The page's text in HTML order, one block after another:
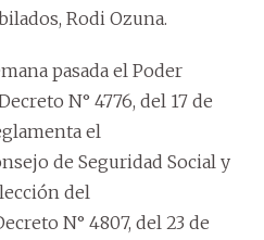
Rodi Ozuna.
pasada el Poder
N° 4776, del 17 de
el
de Seguridad Social y
del
N° 4807, del 23 de